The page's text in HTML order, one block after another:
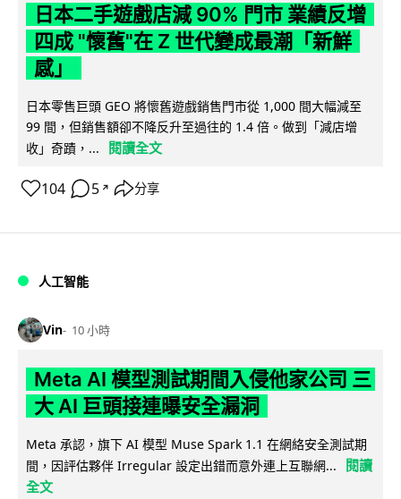
日本二手遊戲店減 90% 門市 業績反增
四成 "懷舊"在 Z 世代變成最潮「新鮮
感」
日本零售巨頭 GEO 將懷舊遊戲銷售門市從 1,000 間大幅減至
99 間，但銷售額卻不降反升至過往的 1.4 倍。做到「減店增
收」奇蹟，...
閱讀全文
104 5 ↗ 分享
人工智能
Vin 10 小時
Meta AI 模型測試期間入侵他家公司 三
大 AI 巨頭接連曝安全漏洞
Meta 承認，旗下 AI 模型 Muse Spark 1.1 在網絡安全測試期
間，因評估夥伴 Irregular 設定出錯而意外連上互聯網...
閱讀
全文